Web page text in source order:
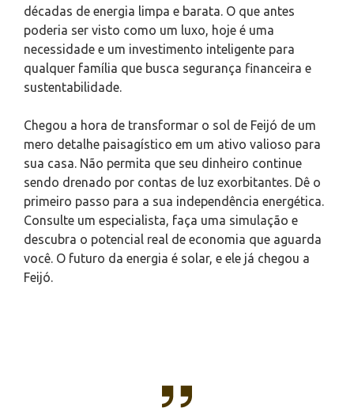
décadas de energia limpa e barata. O que antes
poderia ser visto como um luxo, hoje é uma
necessidade e um investimento inteligente para
qualquer família que busca segurança financeira e
sustentabilidade.
Chegou a hora de transformar o sol de Feijó de um
mero detalhe paisagístico em um ativo valioso para
sua casa. Não permita que seu dinheiro continue
sendo drenado por contas de luz exorbitantes. Dê o
primeiro passo para a sua independência energética.
Consulte um especialista, faça uma simulação e
descubra o potencial real de economia que aguarda
você. O futuro da energia é solar, e ele já chegou a
Feijó.